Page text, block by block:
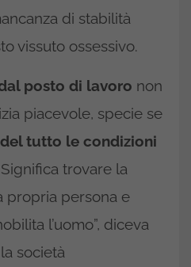
di stabilità
vissuto ossessivo.
posto di lavoro non
piacevole, specie se
tutto le condizioni
Significa trovare la
propria persona e
l’uomo”, diceva
società